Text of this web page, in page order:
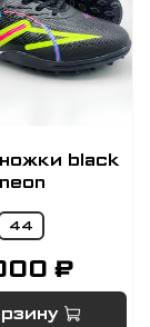
black
neon
44
₽